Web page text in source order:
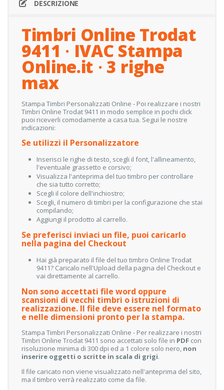
DESCRIZIONE
Timbri Online Trodat
9411 ∙ IVAC Stampa
Online.it ∙ 3 righe
max
Stampa Timbri Personalizzati Online - Poi realizzare i nostri
Timbri Online Trodat 9411 in modo semplice in pochi click
puoi riceverli comodamente a casa tua. Segui le nostre
indicazioni:
Se utilizzi il Personalizzatore
Inserisci le righe di testo, scegli il font, l'allineamento,
l'eventuale grassetto e corsivo;
Visualizza l'anteprima del tuo timbro per controllare
che sia tutto corretto;
Scegli il colore dell'inchiostro;
Scegli, il numero di timbri per la configurazione che stai
compilando;
Aggiungi il prodotto al carrello.
Se preferisci inviaci un file, puoi caricarlo
nella pagina del Checkout
Hai già preparato il file del tuo timbro Online Trodat
9411? Caricalo nell'Upload della pagina del Checkout e
vai direttamente al carrello.
Non sono accettati file word oppure
scansioni di vecchi timbri o istruzioni di
realizzazione. Il file deve essere nel formato
e nelle dimensioni pronto per la stampa.
Stampa Timbri Personalizzati Online - Per realizzare i nostri
Timbri Online Trodat 9411 sono accettati solo file in PDF con
risoluzione minima di 300 dpi ed a 1 colore solo nero, non
inserire oggetti o scritte in scala di grigi.
Il file caricato non viene visualizzato nell'anteprima del sito,
ma il timbro verrà realizzato come da file.